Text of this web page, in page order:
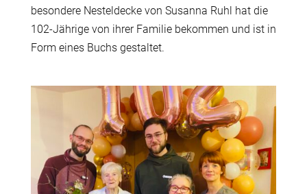
besondere Nesteldecke von Susanna Ruhl hat die
102-Jährige von ihrer Familie bekommen und ist in
Form eines Buchs gestaltet.